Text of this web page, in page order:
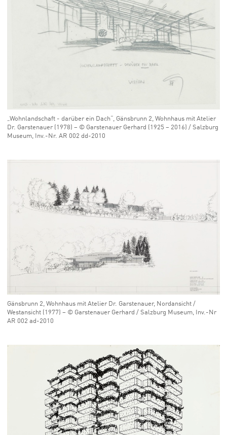
„Wohnlandschaft - darüber ein Dach“, Gänsbrunn 2, Wohnhaus mit Atelier
Dr. Garstenauer (1978) – © Garstenauer Gerhard (1925 – 2016) / Salzburg
Museum, Inv.-Nr. AR 002 dd-2010
Gänsbrunn 2, Wohnhaus mit Atelier Dr. Garstenauer, Nordansicht /
Westansicht (1977) – © Garstenauer Gerhard / Salzburg Museum, Inv.-Nr
AR 002 ad-2010